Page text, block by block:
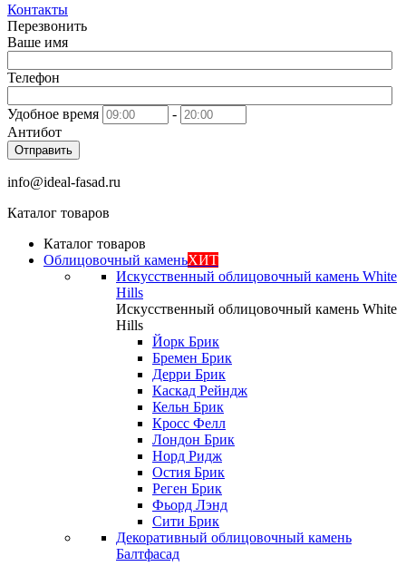
Контакты
Перезвонить
Ваше имя
Телефон
Удобное время
-
Антибот
Отправить
info@ideal-fasad.ru
Каталог товаров
Каталог товаров
Облицовочный каменьХИТ
Искусственный облицовочный камень White
Hills
Искусственный облицовочный камень White
Hills
Йорк Брик
Бремен Брик
Дерри Брик
Каскад Рейндж
Кельн Брик
Кросс Фелл
Лондон Брик
Норд Ридж
Остия Брик
Реген Брик
Фьорд Лэнд
Сити Брик
Декоративный облицовочный камень
Балтфасад